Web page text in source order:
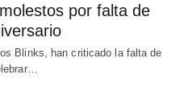
por falta de
Blinks, han criticado la falta de